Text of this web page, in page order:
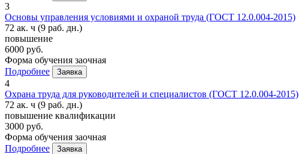
3
Основы управления условиями и охраной труда (ГОСТ 12.0.004-2015)
72 ак. ч (9 раб. дн.)
повышение
6000 руб.
Форма обучения заочная
Подробнее
Заявка
4
Охрана труда для руководителей и специалистов (ГОСТ 12.0.004-2015)
72 ак. ч (9 раб. дн.)
повышение квалификации
3000 руб.
Форма обучения заочная
Подробнее
Заявка